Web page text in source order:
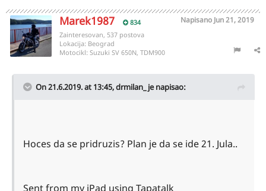
Marek1987 834 Napisano Jun 21, 2019
Zainteresovan, 537 postova
Lokacija: Beograd
Motocikl: Suzuki SV 650N, TDM900
On 21.6.2019. at 13:45,drmilan_ je napisao:
Hoces da se pridruzis? Plan je da se ide 21. Jula..
Sent from my iPad using Tapatalk